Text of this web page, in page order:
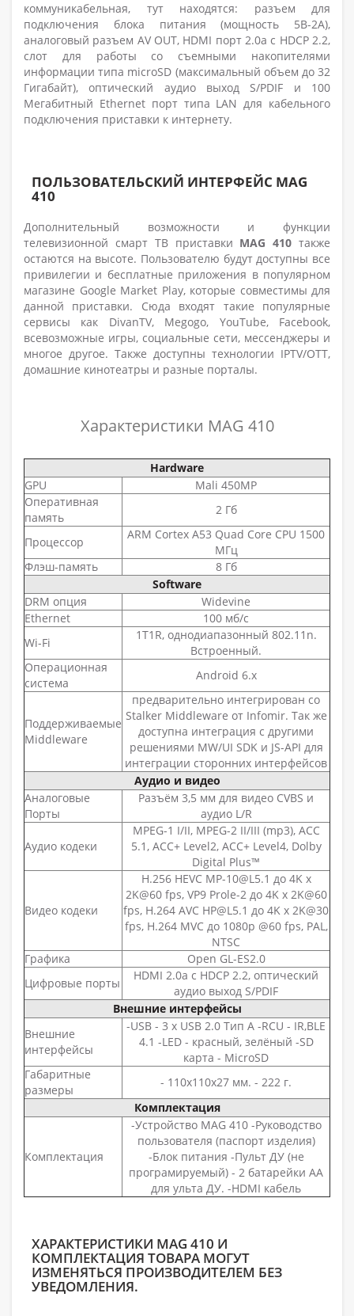
коммуникабельная, тут находятся: разъем для
подключения блока питания (мощность 5В-2А),
аналоговый разъем AV OUT, HDMI порт 2.0a с HDCP 2.2,
слот для работы со съемными накопителями
информации типа microSD (максимальный объем до 32
Гигабайт), оптический аудио выход S/PDIF и 100
Мегабитный Ethernet порт типа LAN для кабельного
подключения приставки к интернету.
ПОЛЬЗОВАТЕЛЬСКИЙ ИНТЕРФЕЙС MAG
410
Дополнительный возможности и функции
телевизионной смарт ТВ приставки MAG 410также
остаются на высоте. Пользователю будут доступны все
привилегии и бесплатные приложения в популярном
магазине Google Market Play, которые совместимы для
данной приставки. Сюда входят такие популярные
сервисы как DivanTV, Megogo, YouTube, Facebook,
всевозможные игры, социальные сети, мессенджеры и
многое другое. Также доступны технологии IPTV/OTT,
домашние кинотеатры и разные порталы.
Характеристики MAG 410
Hardware
GPU
Mali 450MP
Оперативная
память
2 Гб
Процессор
ARM Cortex A53 Quad Core CPU 1500
МГц
Флэш-память
8 Гб
Software
DRM опция
Widevine
Ethernet
100 мб/с
Wi-Fi
1T1R, однодиапазонный 802.11n.
Встроенный.
Операционная
система
Android 6.x
Поддерживаемые
Middleware
предварительно интегрирован со
Stalker Middleware от Infomir. Так же
доступна интеграция с другими
решениями MW/UI SDK и JS-API для
интеграции сторонних интерфейсов
Аудио и видео
Аналоговые
Порты
Разъём 3,5 мм для видео CVBS и
аудио L/R
Аудио кодеки
MPEG-1 I/II, MPEG-2 II/III (mp3), ACC
5.1, ACC+ Level2, ACC+ Level4, Dolby
Digital Plus™
Видео кодеки
H.256 HEVC MP-10@L5.1 до 4K x
2K@60 fps, VP9 Prole-2 до 4K x 2K@60
fps, H.264 AVC HP@L5.1 до 4K x 2K@30
fps, H.264 MVC до 1080p @60 fps, PAL,
NTSC
Графика
Open GL-ES2.0
Цифровые порты
HDMI 2.0a c HDCP 2.2, оптический
аудио выход S/PDIF
Внешние интерфейсы
Внешние
интерфейсы
-USB - 3 x USB 2.0 Тип А -RCU - IR,BLE
4.1 -LED - красный, зелёный -SD
карта - MicroSD
Габаритные
размеры
- 110х110х27 мм. - 222 г.
Комплектация
Комплектация
-Устройство MAG 410 -Руководство
пользователя (паспорт изделия)
-Блок питания -Пульт ДУ (не
програмируемый) - 2 батарейки АА
для ульта ДУ. -HDMI кабель
ХАРАКТЕРИСТИКИ MAG 410 И
КОМПЛЕКТАЦИЯ ТОВАРА МОГУТ
ИЗМЕНЯТЬСЯ ПРОИЗВОДИТЕЛЕМ БЕЗ
УВЕДОМЛЕНИЯ.